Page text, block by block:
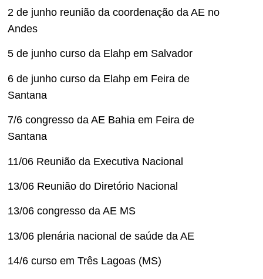
2 de junho reunião da coordenação da AE no
Andes
5 de junho curso da Elahp em Salvador
6 de junho curso da Elahp em Feira de
Santana
7/6 congresso da AE Bahia em Feira de
Santana
11/06 Reunião da Executiva Nacional
13/06 Reunião do Diretório Nacional
13/06 congresso da AE MS
13/06 plenária nacional de saúde da AE
14/6 curso em Três Lagoas (MS)